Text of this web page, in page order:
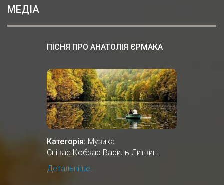
МЕДІА
ПІСНЯ ПРО АНАТОЛІЯ ЄРМАКА
Категорія: Музика
Співає Кобзар Василь Литвин.
Детальніше...